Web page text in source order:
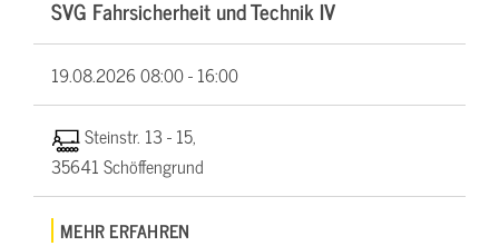
SVG Fahrsicherheit und Technik IV
19.08.202608:00 - 16:00
Steinstr. 13 - 15,
35641 Schöffengrund
MEHR ERFAHREN